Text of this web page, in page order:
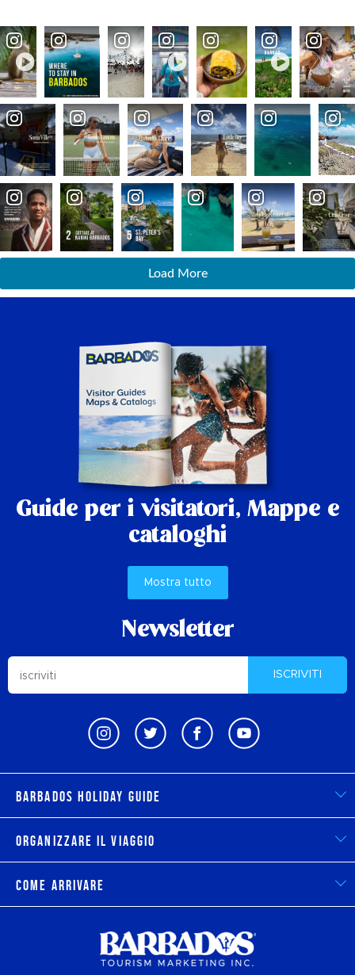
Load More
Guide per i visitatori, Mappe e
cataloghi
Mostra tutto
Newsletter
ISCRIVITI
Barbados Holiday Guide
Organizzare il viaggio
Come arrivare